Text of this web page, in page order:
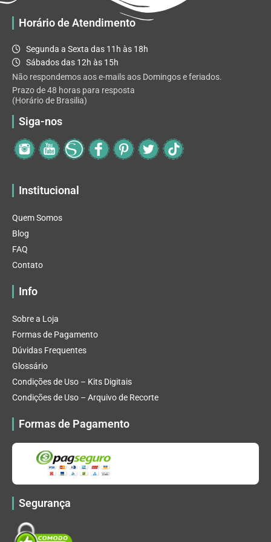
Horário de Atendimento
Segunda a Sexta das 11h às 18h
Sábados das 12h às 15h
Não respondemos aos e-mails aos Domingos e feriados.
Prazo de 48 horas para resposta
(Horário de Brasilia)
Siga-nos
Institucional
Quem Somos
Blog
FAQ
Contato
Info
Sobre a Loja
Formas de Pagamento
Dúvidas Frequentes
Glossário
Condições de Uso – Kits Digitais
Condições de Uso – Arquivo de Recorte
Formas de Pagamento
Segurança